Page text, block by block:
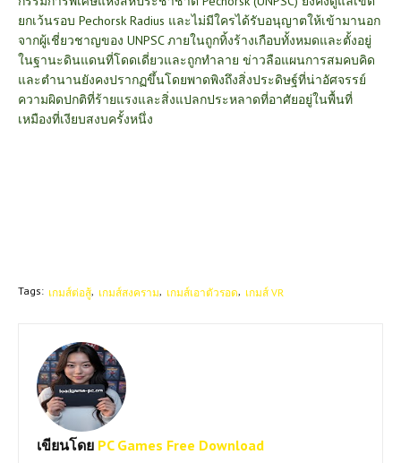
ยกเว้นรอบ Pechorsk Radius และไม่มีใครได้รับอนุญาตให้เข้ามานอก
จากผู้เชี่ยวชาญของ UNPSC ภายในถูกทิ้งร้างเกือบทั้งหมดและตั้งอยู่
ในฐานะดินแดนที่โดดเดี่ยวและถูกทำลาย ข่าวลือแผนการสมคบคิด
และตำนานยังคงปรากฏขึ้นโดยพาดพิงถึงสิ่งประดิษฐ์ที่น่าอัศจรรย์
ความผิดปกติที่ร้ายแรงและสิ่งแปลกประหลาดที่อาศัยอยู่ในพื้นที่
เหมืองที่เงียบสงบครั้งหนึ่ง
Tags: เกมส์ต่อสู้ เกมส์สงคราม เกมส์เอาตัวรอด เกมส์ VR
เขียนโดย PC Games Free Download